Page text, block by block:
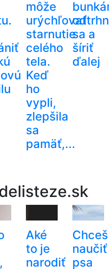
môže
urýchľovať
starnutie
celého
tela.
Keď
ho
vypli,
zlepšila
sa
pamäť,...
sa a
šíriť
ďalej
Aké
to je
narodiť
Chceš
naučiť
psa